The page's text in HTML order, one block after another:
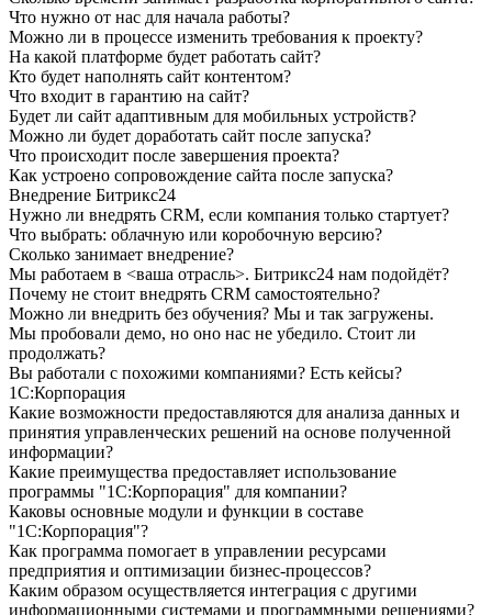
Что нужно от нас для начала работы?
Можно ли в процессе изменить требования к проекту?
На какой платформе будет работать сайт?
Кто будет наполнять сайт контентом?
Что входит в гарантию на сайт?
Будет ли сайт адаптивным для мобильных устройств?
Можно ли будет доработать сайт после запуска?
Что происходит после завершения проекта?
Как устроено сопровождение сайта после запуска?
Внедрение Битрикс24
Нужно ли внедрять CRM, если компания только стартует?
Что выбрать: облачную или коробочную версию?
Сколько занимает внедрение?
Мы работаем в <ваша отрасль>. Битрикс24 нам подойдёт?
Почему не стоит внедрять CRM самостоятельно?
Можно ли внедрить без обучения? Мы и так загружены.
Мы пробовали демо, но оно нас не убедило. Стоит ли
продолжать?
Вы работали с похожими компаниями? Есть кейсы?
1С:Корпорация
Какие возможности предоставляются для анализа данных и
принятия управленческих решений на основе полученной
информации?
Какие преимущества предоставляет использование
программы "1С:Корпорация" для компании?
Каковы основные модули и функции в составе
"1С:Корпорация"?
Как программа помогает в управлении ресурсами
предприятия и оптимизации бизнес-процессов?
Каким образом осуществляется интеграция с другими
информационными системами и программными решениями?